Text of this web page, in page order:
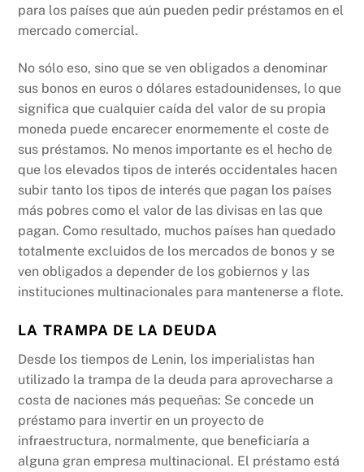
para los países que aún pueden pedir préstamos en el
mercado comercial.
No sólo eso, sino que se ven obligados a denominar
sus bonos en euros o dólares estadounidenses, lo que
significa que cualquier caída del valor de su propia
moneda puede encarecer enormemente el coste de
sus préstamos. No menos importante es el hecho de
que los elevados tipos de interés occidentales hacen
subir tanto los tipos de interés que pagan los países
más pobres como el valor de las divisas en las que
pagan. Como resultado, muchos países han quedado
totalmente excluidos de los mercados de bonos y se
ven obligados a depender de los gobiernos y las
instituciones multinacionales para mantenerse a flote.
LA TRAMPA DE LA DEUDA
Desde los tiempos de Lenin, los imperialistas han
utilizado la trampa de la deuda para aprovecharse a
costa de naciones más pequeñas: Se concede un
préstamo para invertir en un proyecto de
infraestructura, normalmente, que beneficiaría a
alguna gran empresa multinacional. El préstamo está